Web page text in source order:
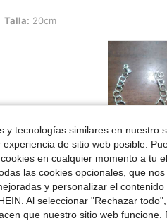
Talla: 20cm
y tecnologías similares en nuestro
de sitio web posible.
en cualquier momento a tu
las cookies opcionales, que
y personalizar el
Al seleccionar "Rechazar
que nuestro sitio web